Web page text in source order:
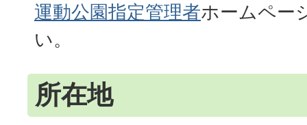
運動公園指定管理者ホームペー
い。
所在地